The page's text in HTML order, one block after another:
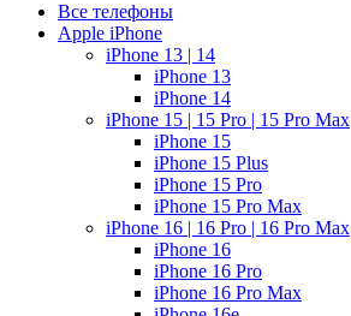
Все телефоны
Apple iPhone
iPhone 13 | 14
iPhone 13
iPhone 14
iPhone 15 | 15 Pro | 15 Pro Max
iPhone 15
iPhone 15 Plus
iPhone 15 Pro
iPhone 15 Pro Max
iPhone 16 | 16 Pro | 16 Pro Max
iPhone 16
iPhone 16 Pro
iPhone 16 Pro Max